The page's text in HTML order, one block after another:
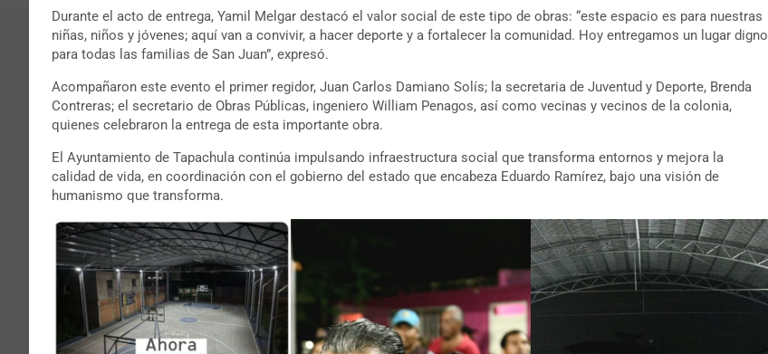
Durante el acto de entrega, Yamil Melgar destacó el valor social de este tipo de obras: “este espacio es para nuestras
niñas, niños y jóvenes; aquí van a convivir, a hacer deporte y a fortalecer la comunidad. Hoy entregamos un lugar digno
para todas las familias de San Juan”, expresó.
Acompañaron este evento el primer regidor, Juan Carlos Damiano Solís; la secretaria de Juventud y Deporte, Brenda
Contreras; el secretario de Obras Públicas, ingeniero William Penagos, así como vecinas y vecinos de la colonia,
quienes celebraron la entrega de esta importante obra.
El Ayuntamiento de Tapachula continúa impulsando infraestructura social que transforma entornos y mejora la
calidad de vida, en coordinación con el gobierno del estado que encabeza Eduardo Ramírez, bajo una visión de
humanismo que transforma.